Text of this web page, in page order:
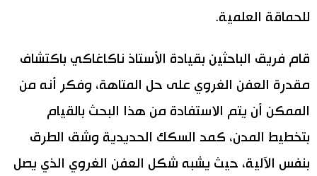
للحماقة العلمية.
قام فريق الباحثين بقيادة الأستاذ ناكاغاكي باكتشاف
مقدرة العفن الغروي على حل المتاهة، وفكر أنه من
الممكن أن يتم الاستفادة من هذا البحث بالقيام
بتخطيط المدن، كمد السكك الحديدية وشق الطرق
بنفس الآلية، حيث يشبه شكل العفن الغروي الذي يصل